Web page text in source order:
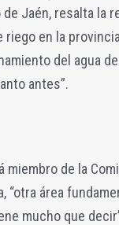
Jaén, resalta la
riego en la
del agua
antes”.
miembro de la
“otra área
mucho que